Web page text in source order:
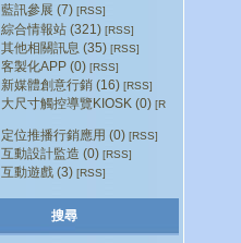
藍訊參展 (7) [RSS]
綜合情報站 (321) [RSS]
其他相關訊息 (35) [RSS]
客製化APP (0) [RSS]
新媒體創意行銷 (16) [RSS]
大尺寸觸控導覽KIOSK (0) [R
定位推播行銷應用 (0) [RSS]
互動設計監造 (0) [RSS]
互動遊戲 (3) [RSS]
搜尋